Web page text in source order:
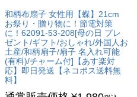
和柄布扇子 女性用【蝶】21cm
お祭り・贈り物に！節電対策
に！62091-53-208[母の日 プレ
ゼント/ギフト/おしゃれ/外国人お
土産/和柄扇子/扇子 名入れ可能
(有料)/チャーム付]【あす楽対
応】即日発送【ネコポス送料無
料】